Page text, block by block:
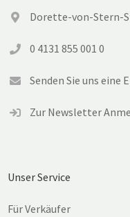
Dorette-von-Stern-
0 4131 855 001 0
Senden Sie uns eine
Zur Newsletter
Unser Service
Für Verkäufer